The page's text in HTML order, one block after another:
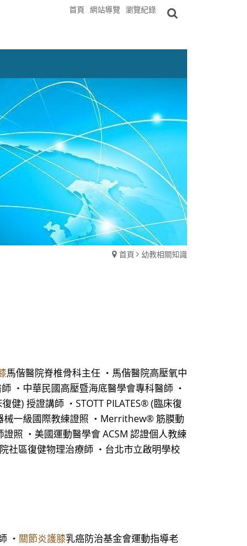
首頁 網站導覽 瀏覽紀錄
首頁 幼教相關知識
馬偕醫院脊椎骨科主任 ・馬偕醫院高壓氧中
・中華民國高壓暨海底醫學會專科醫師 ・
健) 授證講師 ・STOTT PILATES® (臨床復
械一級國際教練證照 ・Merrithew® 筋膜動
照 ・美國運動醫學會 ACSM 認證個人教練
社區復健物理治療師 ・台北市立啟明學校
・ 關節炎護膝乳癌防治基金會運動指導老